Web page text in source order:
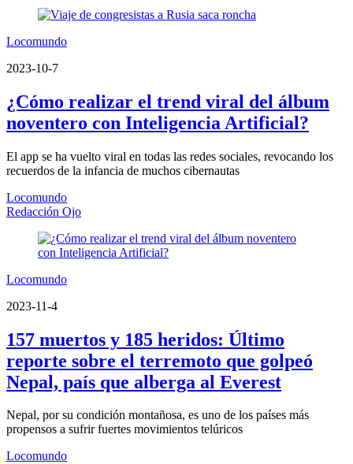
Locomundo
2023-10-7
¿Cómo realizar el trend viral del álbum
noventero con Inteligencia Artificial?
El app se ha vuelto viral en todas las redes sociales, revocando los
recuerdos de la infancia de muchos cibernautas
Locomundo
Redacción Ojo
Locomundo
2023-11-4
157 muertos y 185 heridos: Último
reporte sobre el terremoto que golpeó
Nepal, país que alberga al Everest
Nepal, por su condición montañosa, es uno de los países más
propensos a sufrir fuertes movimientos telúricos
Locomundo